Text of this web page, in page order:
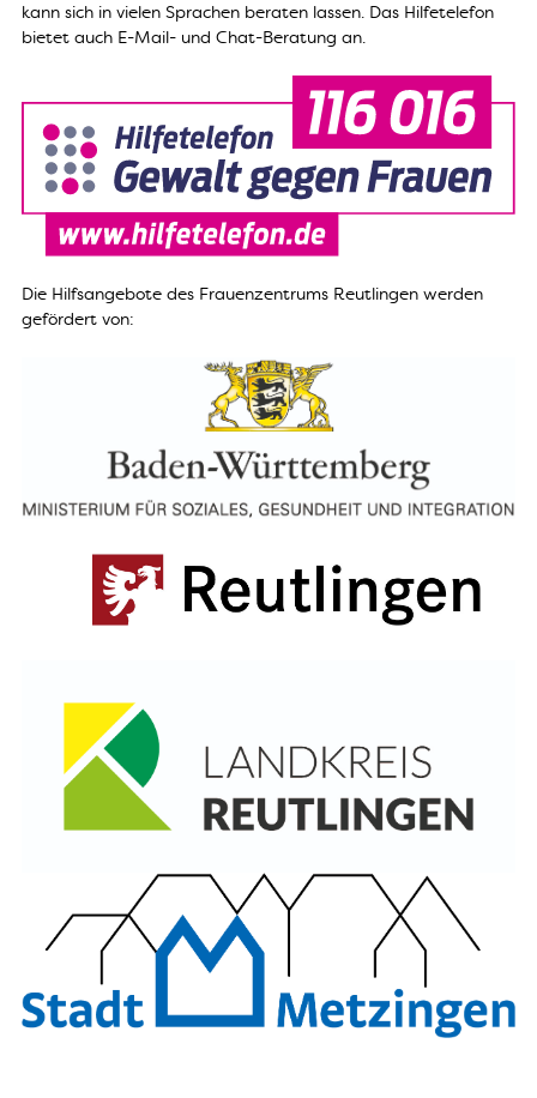
kann sich in vielen Sprachen beraten lassen. Das Hilfetelefon
bietet auch E-Mail- und Chat-Beratung an.
Die Hilfsangebote des Frauenzentrums Reutlingen werden
gefördert von: